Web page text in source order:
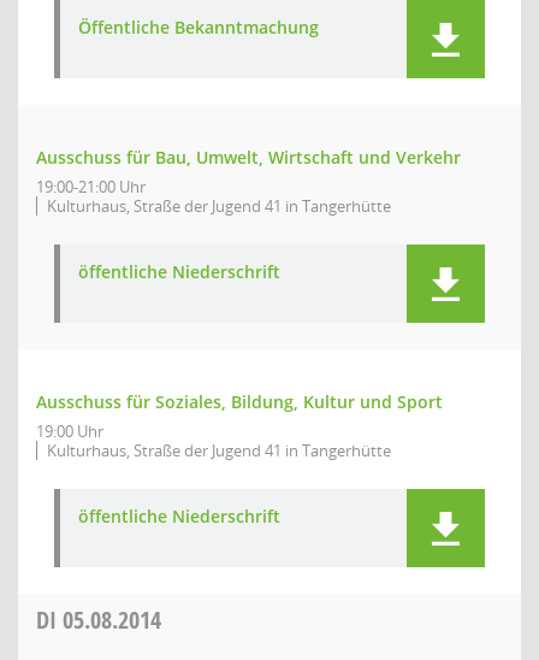
Öffentliche Bekanntmachung
Ausschuss für Bau, Umwelt, Wirtschaft und Verkehr
19:00-21:00 Uhr
Kulturhaus, Straße der Jugend 41 in Tangerhütte
öffentliche Niederschrift
Ausschuss für Soziales, Bildung, Kultur und Sport
19:00 Uhr
Kulturhaus, Straße der Jugend 41 in Tangerhütte
öffentliche Niederschrift
DI 05.08.2014